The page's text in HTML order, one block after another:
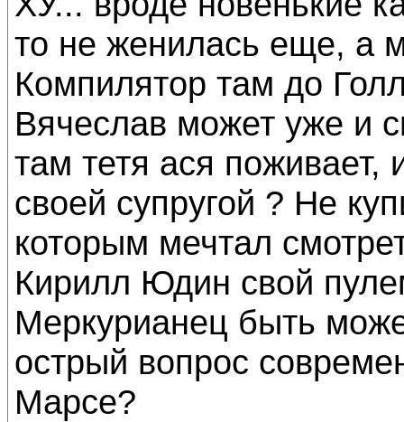
то не женилась еще, а
Компилятор там до
Вячеслав может уже и
там тетя ася поживает,
своей супругой ? Не
которым мечтал
Кирилл Юдин свой
Меркурианец быть
острый вопрос
Марсе?